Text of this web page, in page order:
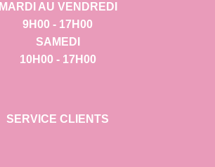
MARDI AU VENDREDI
9H00 - 17H00
SAMEDI
10H00 - 17H00
SERVICE CLIENTS